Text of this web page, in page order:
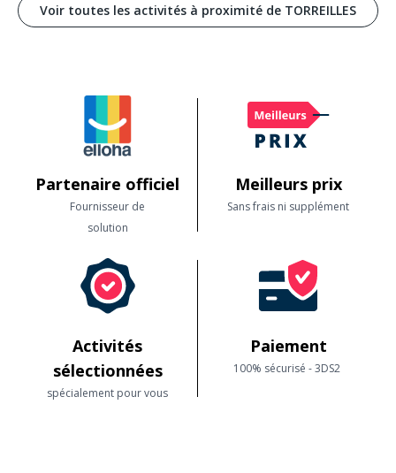
Voir toutes les activités à proximité de TORREILLES
Partenaire officiel
Fournisseur de
solution
Meilleurs prix
Sans frais ni supplément
Activités
sélectionnées
spécialement pour vous
Paiement
100% sécurisé - 3DS2